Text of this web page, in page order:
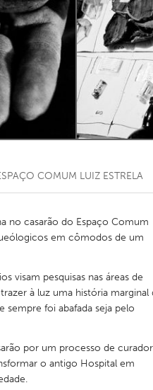
Kitchener-Waterloo
Toronto
COMUM LUIZ ESTRELA
no casarão do Espaço Comum
em cômodos de um
visam pesquisas nas áreas de
à luz uma história marginal
sempre foi abafada seja pelo
por um processo de
o antigo Hospital em